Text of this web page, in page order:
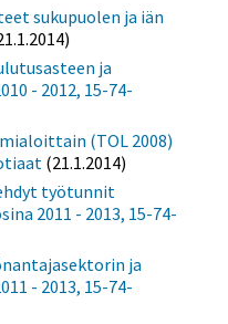
sukupuolen ja iän
ja
- 2012, 15-74-
(TOL 2008)
(21.1.2014)
työtunnit
2011 - 2013, 15-74-
ja
- 2013, 15-74-